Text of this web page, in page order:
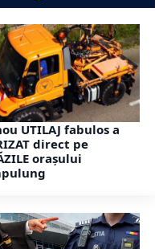
UTILAJ fabulos a
direct pe
orașului